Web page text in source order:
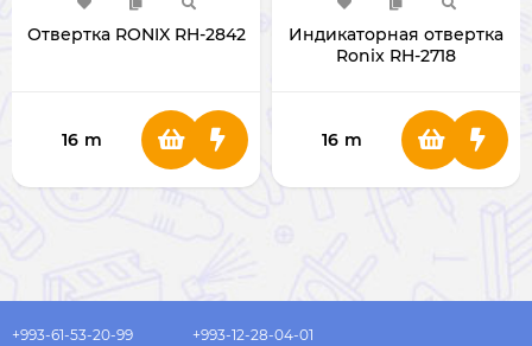
Отвертка RONIX RH-2842
16 m
Индикаторная отвертка
Ronix RH-2718
16 m
+993-61-53-20-99 +993-12-28-04-01